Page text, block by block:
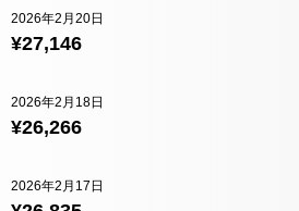
¥27,146
2026年2月20日
¥26,266
2026年2月18日
2026年2月17日